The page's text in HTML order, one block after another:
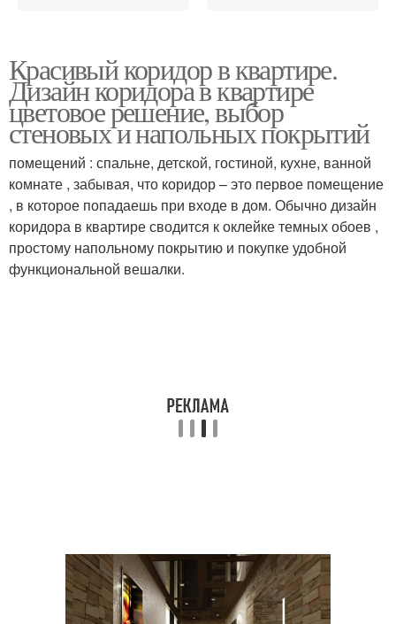
Красивый коридор в квартире.
Дизайн коридора в квартире
цветовое решение, выбор
стеновых и напольных покрытий
помещений : спальне, детской, гостиной, кухне, ванной
комнате , забывая, что коридор – это первое помещение
, в которое попадаешь при входе в дом. Обычно дизайн
коридора в квартире сводится к оклейке темных обоев ,
простому напольному покрытию и покупке удобной
функциональной вешалки.